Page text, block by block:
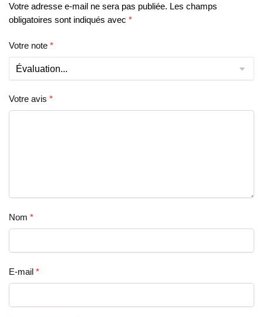
Votre adresse e-mail ne sera pas publiée. Les champs
obligatoires sont indiqués avec *
Votre note *
Votre avis *
Nom *
E-mail *